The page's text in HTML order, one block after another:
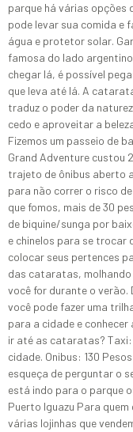
parque há várias opções
pode levar sua comida e
água e protetor solar.
famosa do lado
chegar lá, é possível
que leva até lá. A
traduz o poder da
cedo e aproveitar a
Fizemos um passeio de
Grand Adventure custou
trajeto de ônibus aberto
para não correr o risco
que fomos, mais de 30
de biquine/sunga por
e chinelos para se trocar
colocar seus pertences
das cataratas, molhando
você for durante o verão.
você pode fazer uma
para a cidade e
ir até as cataratas?
cidade. Onibus: 130
esqueça de perguntar o
está indo para o parque
Puerto Iguazu Para
várias lojinhas que